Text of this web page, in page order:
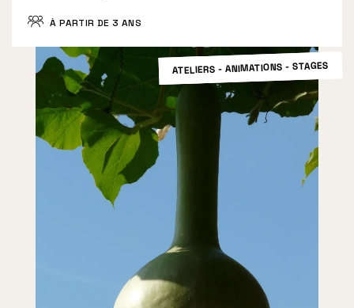
À PARTIR DE 3 ANS
ATELIERS - ANIMATIONS - STAGES